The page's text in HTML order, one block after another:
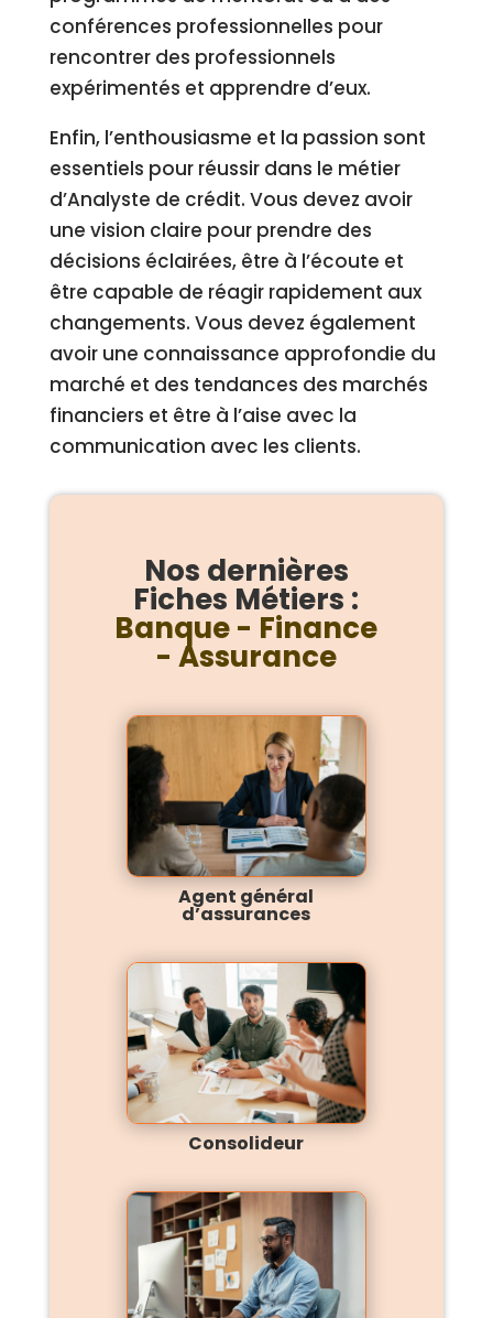
conférences professionnelles pour
rencontrer des professionnels
expérimentés et apprendre d’eux.
Enfin, l’enthousiasme et la passion sont
essentiels pour réussir dans le métier
d’Analyste de crédit. Vous devez avoir
une vision claire pour prendre des
décisions éclairées, être à l’écoute et
être capable de réagir rapidement aux
changements. Vous devez également
avoir une connaissance approfondie du
marché et des tendances des marchés
financiers et être à l’aise avec la
communication avec les clients.
Nos dernières
Fiches Métiers :
Banque - Finance
- Assurance
Agent général
d’assurances
Consolideur